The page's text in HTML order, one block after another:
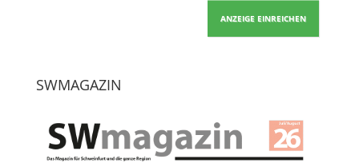
ANZEIGE EINREICHEN
SWMAGAZIN